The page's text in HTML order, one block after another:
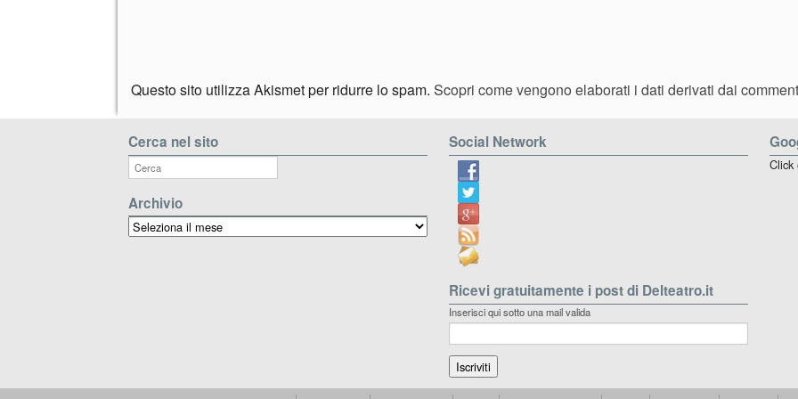
Questo sito utilizza Akismet per ridurre lo spam. Scopri come vengono elaborati i dati derivati dai
Cerca nel sito
Archivio
Archivio
Social Network
Ricevi gratuitamente i post di Delteatro.it
Inserisci qui sotto una mail valida
Click